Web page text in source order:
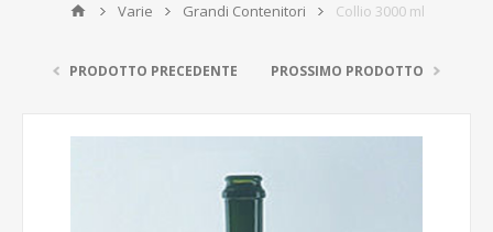
Varie Grandi Contenitori Collio 3000 ml
PRODOTTO PRECEDENTE PROSSIMO PRODOTTO